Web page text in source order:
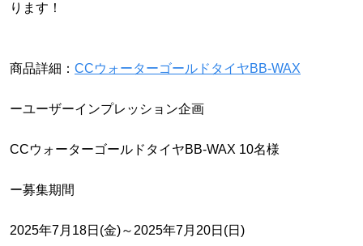
ります！
商品詳細： CCウォーターゴールドタイヤBB-WAX
ーユーザーインプレッション企画
CCウォーターゴールドタイヤBB-WAX 10名様
ー募集期間
2025年7月18日(金)～2025年7月20日(日)